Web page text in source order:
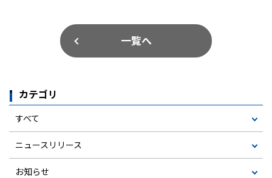
一覧へ
カテゴリ
すべて
ニュースリリース
お知らせ